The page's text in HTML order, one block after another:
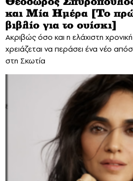
και Μία Ημέρα [Το
βιβλίο για το ουίσκι]
Aκριβώς όσο και η ελάχιστη
χρειάζεται να περάσει ένα νέο
στη Σκωτία